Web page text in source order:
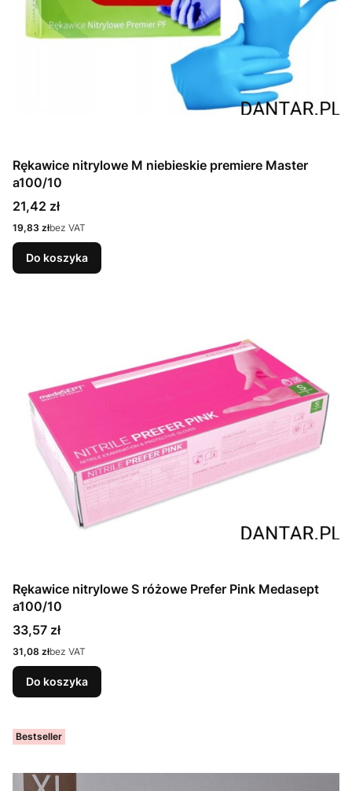
Rękawice nitrylowe M niebieskie premiere Master
a100/10
Cena
21,42 zł
Cena
19,83 złbez VAT
Do koszyka
Rękawice nitrylowe S różowe Prefer Pink Medasept
a100/10
Cena
33,57 zł
Cena
31,08 złbez VAT
Do koszyka
Bestseller